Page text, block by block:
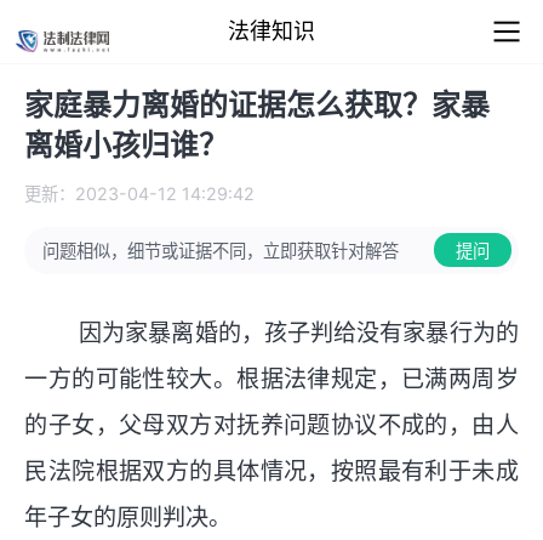
法律知识
家庭暴力离婚的证据怎么获取？家暴
离婚小孩归谁？
更新：2023-04-12 14:29:42
问题相似，细节或证据不同，立即获取针对解答 提问
因为家暴离婚的，孩子判给没有家暴行为的
一方的可能性较大。根据法律规定，已满两周岁
的子女，父母双方对抚养问题协议不成的，由人
民法院根据双方的具体情况，按照最有利于未成
年子女的原则判决。